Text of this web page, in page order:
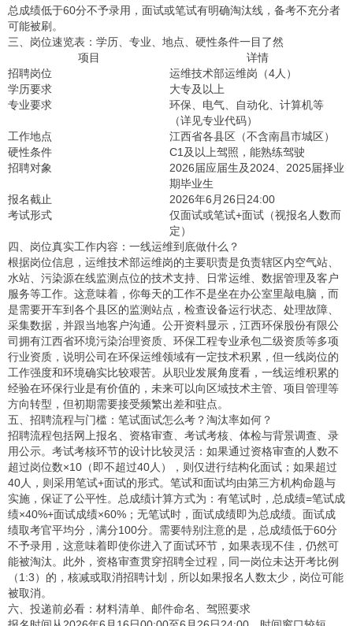
总成绩低于60分不予录用，面试或笔试有明确淘汰线，备考不充分者
可能被刷。
三、岗位速览表：学历、专业、地点、硬性条件一目了然
项目
详情
招聘岗位
运维技术部运维岗（4人）
学历要求
大专及以上
专业要求
环保、电气、自动化、计算机等
（详见专业代码）
工作地点
江西省各县区（不含南昌市城区）
硬性条件
C1及以上驾照，能熟练驾驶
招聘对象
2026届应届生及2024、2025届择业
期毕业生
报名截止
2026年6月26日24:00
考试形式
仅面试或笔试+面试（视报名人数而
定）
四、岗位真实工作内容：一线运维到底做什么？
根据岗位信息，运维技术部运维岗的主要职责是负责辖区内空气站、
水站、污染源在线监测点位的技术支持、日常运维、数据管理及客户
服务等工作。这意味着，你每天的工作不是坐在办公室里敲电脑，而
是需要开车到各个县区的监测站点，检查设备运行状态、处理故障、
采集数据，并跟当地客户沟通。公开资料显示，江西环保股份有限公
司拥有江西省环境污染治理资质、环保工程专业承包二级资质等多项
行业资质，说明公司在环保运维领域有一定技术积累，但一线岗位的
工作强度和环境确实比较艰苦。从职业发展角度看，一线运维积累的
经验在环保行业是有价值的，未来可以向区域技术主管、项目管理等
方向转型，但初期需要接受频繁出差和驻点。
五、招聘流程与门槛：笔试面试怎么考？淘汰率如何？
招聘流程包括网上报名、资格审查、考试考核、体检与背景调查、录
用公示。考试考核环节的设计比较灵活：如果通过资格审查的人数不
超过岗位数×10（即不超过40人），则仅进行结构化面试；如果超过
40人，则采用笔试+面试的形式。笔试和面试均由第三方机构命题与
实施，保证了公平性。总成绩计算方式为：有笔试时，总成绩=笔试成
绩×40%+面试成绩×60%；无笔试时，面试成绩即为总成绩。面试成
绩取考官平均分，满分100分。需要特别注意的是，总成绩低于60分
不予录用，这意味着即使你进入了面试环节，如果表现不佳，仍然可
能被淘汰。此外，资格审查贯穿招聘全过程，同一岗位未达开考比例
（1:3）的，核减或取消招聘计划，所以如果报名人数太少，岗位可能
被取消。
六、投递前必看：材料清单、邮件命名、驾照要求